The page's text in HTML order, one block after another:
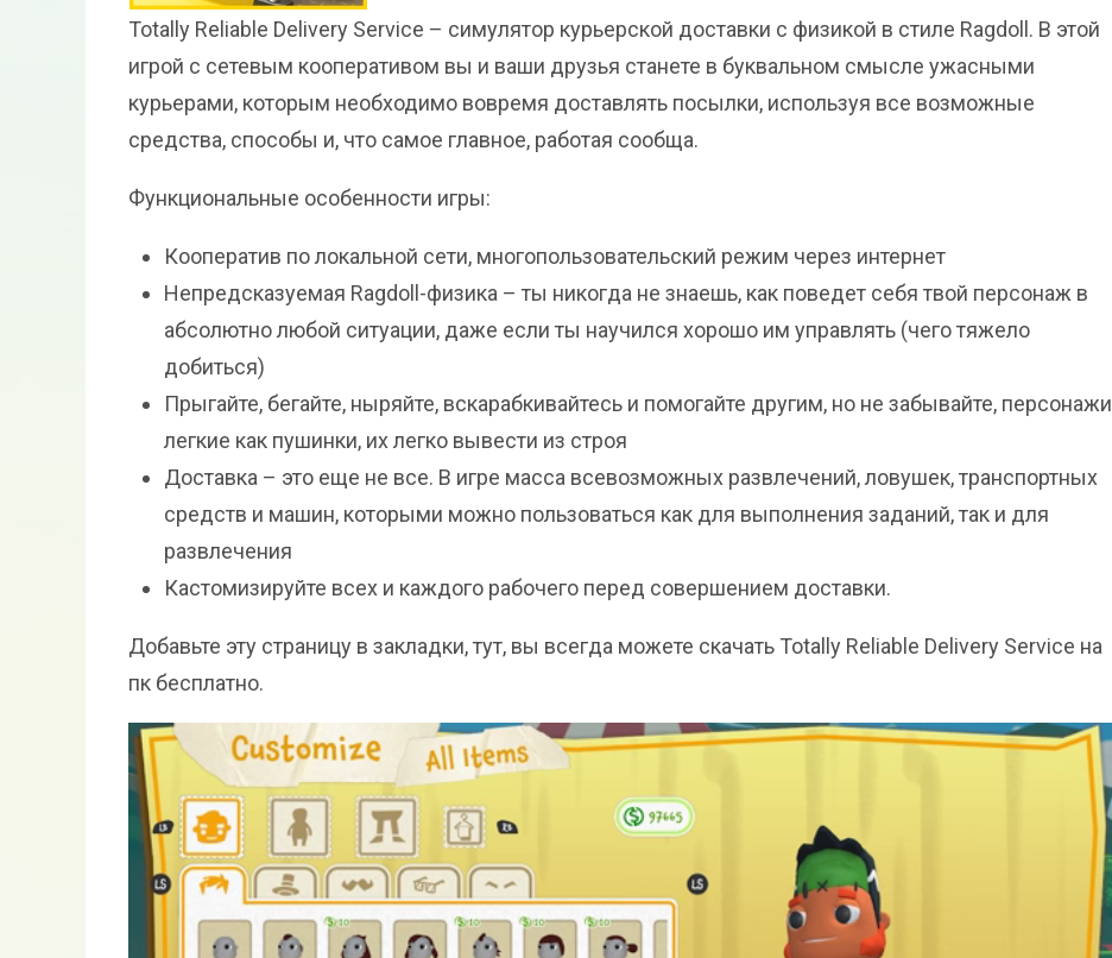
Totally Reliable Delivery Service – симулятор курьерской доставки с физикой в стиле Ragdoll. В этой
игрой с сетевым кооперативом вы и ваши друзья станете в буквальном смысле ужасными
курьерами, которым необходимо вовремя доставлять посылки, используя все возможные
средства, способы и, что самое главное, работая сообща.
Функциональные особенности игры:
Кооператив по локальной сети, многопользовательский режим через интернет
Непредсказуемая Ragdoll-физика – ты никогда не знаешь, как поведет себя твой персонаж в
абсолютно любой ситуации, даже если ты научился хорошо им управлять (чего тяжело
добиться)
Прыгайте, бегайте, ныряйте, вскарабкивайтесь и помогайте другим, но не забывайте, персонажи
легкие как пушинки, их легко вывести из строя
Доставка – это еще не все. В игре масса всевозможных развлечений, ловушек, транспортных
средств и машин, которыми можно пользоваться как для выполнения заданий, так и для
развлечения
Кастомизируйте всех и каждого рабочего перед совершением доставки.
Добавьте эту страницу в закладки, тут, вы всегда можете скачать Totally Reliable Delivery Service на
пк бесплатно.